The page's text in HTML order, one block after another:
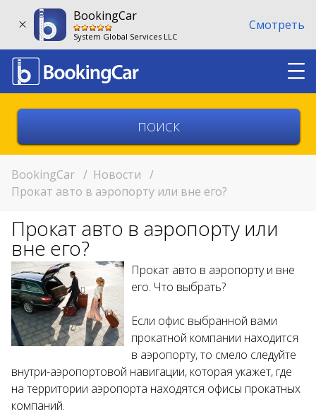
BookingCar
System Global Services LLC
Смотреть
Выберите город
Возврат в другом месте?
11:00
11:00
Возраст 25-70 лет?
BookingCar / Новости /
Прокат авто в аэропорту или вне его?
Прокат авто в аэропорту или
вне его?
Прокат авто в аэропорту и вне
его. Что выбрать?
Если офис выбранной вами
прокатной компании находится
в аэропорту, то смело следуйте
внутри-аэропортовой навигации, которая укажет, где
на территории аэропорта находятся офисы прокатных
компаний.